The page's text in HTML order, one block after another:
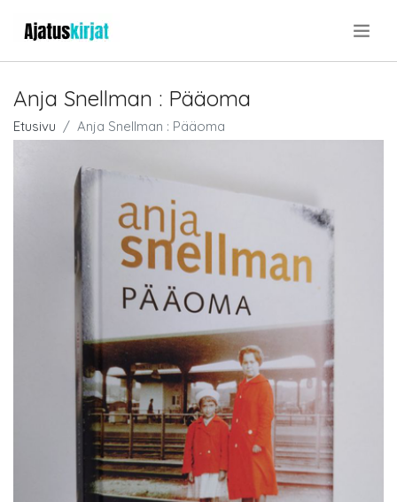
Anja Snellman : Pääoma
Etusivu Anja Snellman : Pääoma